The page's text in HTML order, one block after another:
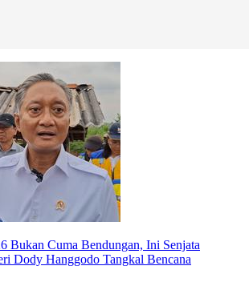
Bukan Cuma Bendungan, Ini Senjata
Dody Hanggodo Tangkal Bencana